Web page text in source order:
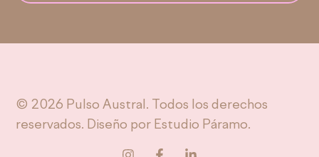
© 2026 Pulso Austral. Todos los derechos
reservados. Diseño por Estudio Páramo.